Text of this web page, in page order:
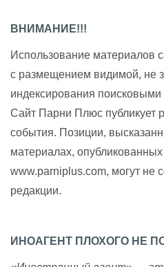
ВНИМАНИЕ!!!
Использование материалов
с размещением видимой, не
индексирования
Сайт Парни Плюс публикует
события. Позиции,
материалах,
www.parniplus.com, могут не
редакции.
ИНОАГЕНТ ПЛОХОГО НЕ